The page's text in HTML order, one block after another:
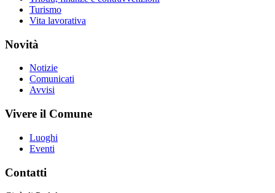
Turismo
Vita lavorativa
Novità
Notizie
Comunicati
Avvisi
Vivere il Comune
Luoghi
Eventi
Contatti